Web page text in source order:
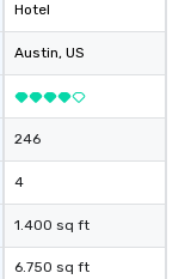
Hotel
Austin, US
246
4
1.400 sq ft
6.750 sq ft